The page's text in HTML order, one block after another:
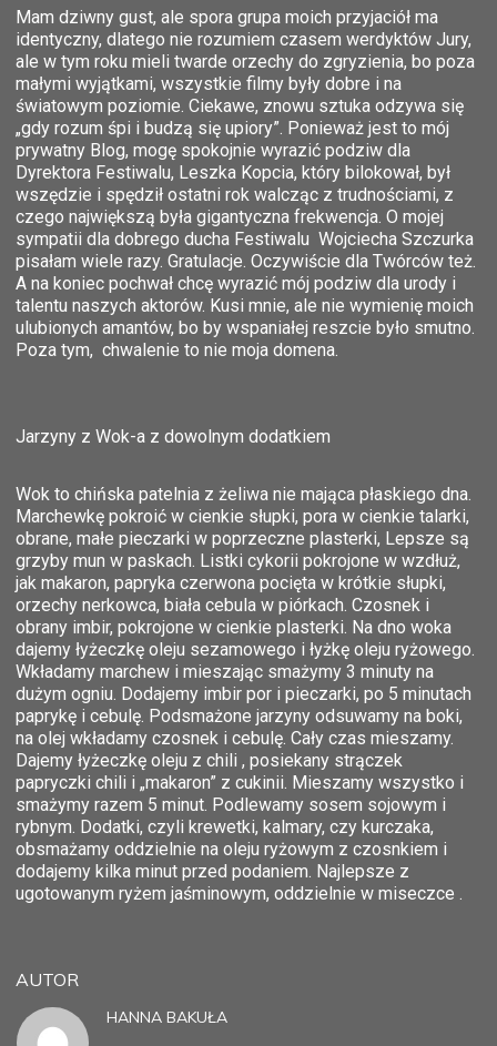
Mam dziwny gust, ale spora grupa moich przyjaciół ma
identyczny, dlatego nie rozumiem czasem werdyktów Jury,
ale w tym roku mieli twarde orzechy do zgryzienia, bo poza
małymi wyjątkami, wszystkie filmy były dobre i na
światowym poziomie. Ciekawe, znowu sztuka odzywa się
„gdy rozum śpi i budzą się upiory”. Ponieważ jest to mój
prywatny Blog, mogę spokojnie wyrazić podziw dla
Dyrektora Festiwalu, Leszka Kopcia, który bilokował, był
wszędzie i spędził ostatni rok walcząc z trudnościami, z
czego największą była gigantyczna frekwencja. O mojej
sympatii dla dobrego ducha Festiwalu Wojciecha Szczurka
pisałam wiele razy. Gratulacje. Oczywiście dla Twórców też.
A na koniec pochwał chcę wyrazić mój podziw dla urody i
talentu naszych aktorów. Kusi mnie, ale nie wymienię moich
ulubionych amantów, bo by wspaniałej reszcie było smutno.
Poza tym, chwalenie to nie moja domena.
Jarzyny z Wok-a z dowolnym dodatkiem
Wok to chińska patelnia z żeliwa nie mająca płaskiego dna.
Marchewkę pokroić w cienkie słupki, pora w cienkie talarki,
obrane, małe pieczarki w poprzeczne plasterki, Lepsze są
grzyby mun w paskach. Listki cykorii pokrojone w wzdłuż,
jak makaron, papryka czerwona pocięta w krótkie słupki,
orzechy nerkowca, biała cebula w piórkach. Czosnek i
obrany imbir, pokrojone w cienkie plasterki. Na dno woka
dajemy łyżeczkę oleju sezamowego i łyżkę oleju ryżowego.
Wkładamy marchew i mieszając smażymy 3 minuty na
dużym ogniu. Dodajemy imbir por i pieczarki, po 5 minutach
paprykę i cebulę. Podsmażone jarzyny odsuwamy na boki,
na olej wkładamy czosnek i cebulę. Cały czas mieszamy.
Dajemy łyżeczkę oleju z chili , posiekany strączek
papryczki chili i „makaron” z cukinii. Mieszamy wszystko i
smażymy razem 5 minut. Podlewamy sosem sojowym i
rybnym. Dodatki, czyli krewetki, kalmary, czy kurczaka,
obsmażamy oddzielnie na oleju ryżowym z czosnkiem i
dodajemy kilka minut przed podaniem. Najlepsze z
ugotowanym ryżem jaśminowym, oddzielnie w miseczce .
AUTOR
HANNA BAKUŁA